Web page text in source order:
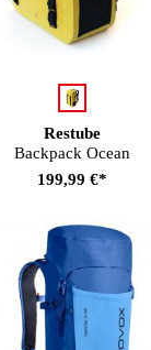
Restube
Backpack Ocean
Farbe
199,99 €*